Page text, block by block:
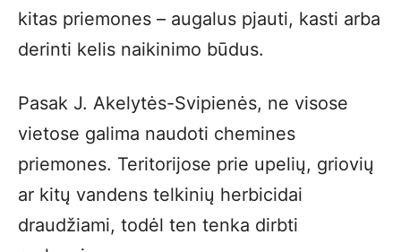
kitas priemones – augalus pjauti, kasti arba
derinti kelis naikinimo būdus.
Pasak J. Akelytės-Svipienės, ne visose
vietose galima naudoti chemines
priemones. Teritorijose prie upelių, griovių
ar kitų vandens telkinių herbicidai
draudžiami, todėl ten tenka dirbti